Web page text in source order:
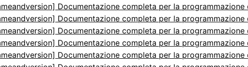
Documentazione completa per la programmazione
Documentazione completa per la programmazione
Documentazione completa per la programmazione
Documentazione completa per la programmazione
Documentazione completa per la programmazione